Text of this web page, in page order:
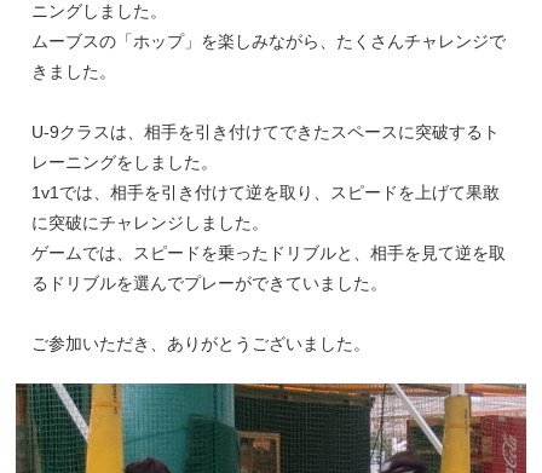
ニングしました。
ムーブスの「ホップ」を楽しみながら、たくさんチャレンジで
きました。
U-9クラスは、相手を引き付けてできたスペースに突破するト
レーニングをしました。
1v1では、相手を引き付けて逆を取り、スピードを上げて果敢
に突破にチャレンジしました。
ゲームでは、スピードを乗ったドリブルと、相手を見て逆を取
るドリブルを選んでプレーができていました。
ご参加いただき、ありがとうございました。